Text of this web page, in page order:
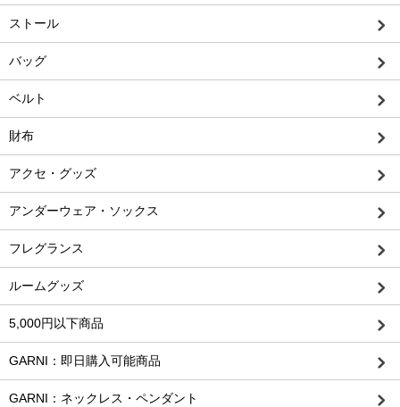
ストール
バッグ
ベルト
財布
アクセ・グッズ
アンダーウェア・ソックス
フレグランス
ルームグッズ
5,000円以下商品
GARNI：即日購入可能商品
GARNI：ネックレス・ペンダント